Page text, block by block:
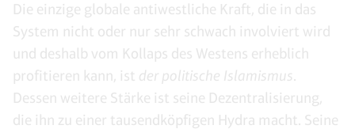
Die einzige globale antiwestliche Kraft, die in das
System nicht oder nur sehr schwach involviert wird
und deshalb vom Kollaps des Westens erheblich
profitieren kann, ist der politische Islamismus
Dessen weitere Stärke ist seine Dezentralisierung,
die ihn zu einer tausendköpfigen Hydra macht. Seine